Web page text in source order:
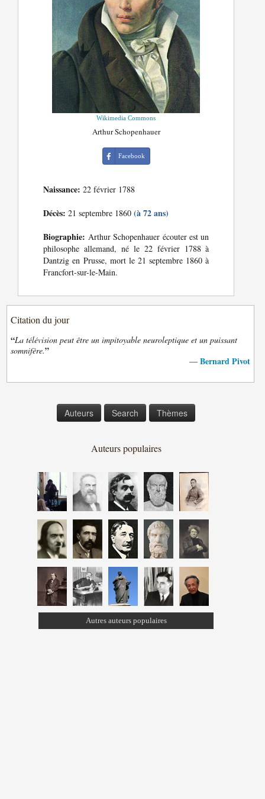
Wikimedia Commons
Arthur Schopenhauer
Facebook
Naissance: 22 février 1788
Décès: 21 septembre 1860(à 72 ans)
Biographie: Arthur Schopenhauer écouter est un
philosophe allemand, né le 22 février 1788 à
Dantzig en Prusse, mort le 21 septembre 1860 à
Francfort-sur-le-Main.
Citation du jour
“La télévision peut être un impitoyable neuroleptique et un puissant
somnifère.”
— Bernard Pivot
Auteurs Search Thèmes
Auteurs populaires
Autres auteurs populaires